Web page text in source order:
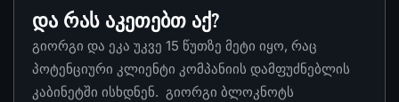
და რას აკეთებთ აქ?
გიორგი და ეკა უკვე 15 წუთზე მეტი იყო, რაც
პოტენციური კლიენტი კომპანიის დამფუძნებლის
კაბინეტში ისხდნენ. გიორგი ბლოკნოტს